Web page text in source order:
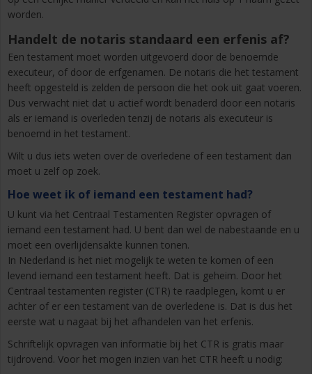
worden.
Handelt de notaris standaard een erfenis af?
Een testament moet worden uitgevoerd door de benoemde
executeur, of door de erfgenamen. De notaris die het testament
heeft opgesteld is zelden de persoon die het ook uit gaat voeren.
Dus verwacht niet dat u actief wordt benaderd door een notaris
als er iemand is overleden tenzij de notaris als executeur is
benoemd in het testament.
Wilt u dus iets weten over de overledene of een testament dan
moet u zelf op zoek.
Hoe weet ik of iemand een testament had?
U kunt via het Centraal Testamenten Register opvragen of
iemand een testament had. U bent dan wel de nabestaande en u
moet een overlijdensakte kunnen tonen.
In Nederland is het niet mogelijk te weten te komen of een
levend iemand een testament heeft. Dat is geheim. Door het
Centraal testamenten register (CTR) te raadplegen, komt u er
achter of er een testament van de overledene is. Dat is dus het
eerste wat u nagaat bij het afhandelen van het erfenis.
Schriftelijk opvragen van informatie bij het CTR is gratis maar
tijdrovend. Voor het mogen inzien van het CTR heeft u nodig: